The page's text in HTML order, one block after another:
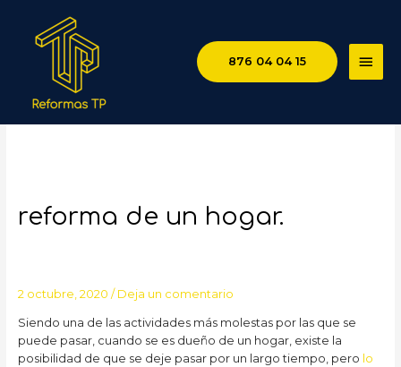
876 04 04 15
Tips para afrontar la
reforma de un hogar.
2 octubre, 2020 / Deja un comentario
Siendo una de las actividades más molestas por las que se
puede pasar, cuando se es dueño de un hogar, existe la
posibilidad de que se deje pasar por un largo tiempo, pero lo